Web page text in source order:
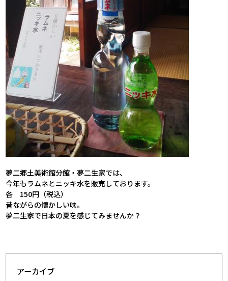
夢二郷土美術館分館・夢二生家では、
今年もラムネとニッキ水を販売しております。
各 150円（税込）
昔ながらの懐かしい味。
夢二生家で日本の夏を感じてみませんか？
アーカイブ